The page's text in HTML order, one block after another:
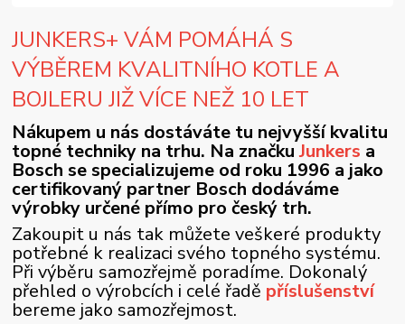
JUNKERS+ VÁM POMÁHÁ S
VÝBĚREM KVALITNÍHO KOTLE A
BOJLERU JIŽ VÍCE NEŽ 10 LET
Nákupem u nás dostáváte tu nejvyšší kvalitu
topné techniky na trhu. Na značkuJunkers a
Bosch se specializujeme od roku 1996 a jako
certifikovaný partner Bosch dodáváme
výrobky určené přímo pro český trh.
Zakoupit u nás tak můžete veškeré produkty
potřebné k realizaci svého topného systému.
Při výběru samozřejmě poradíme. Dokonalý
přehled o výrobcích i celé řadě příslušenství
bereme jako samozřejmost.